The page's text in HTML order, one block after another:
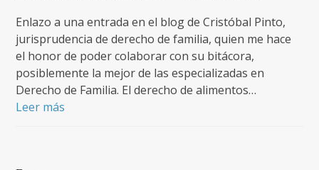
Enlazo a una entrada en el blog de Cristóbal Pinto,
jurisprudencia de derecho de familia, quien me hace
el honor de poder colaborar con su bitácora,
posiblemente la mejor de las especializadas en
Derecho de Familia. El derecho de alimentos…
Leer más